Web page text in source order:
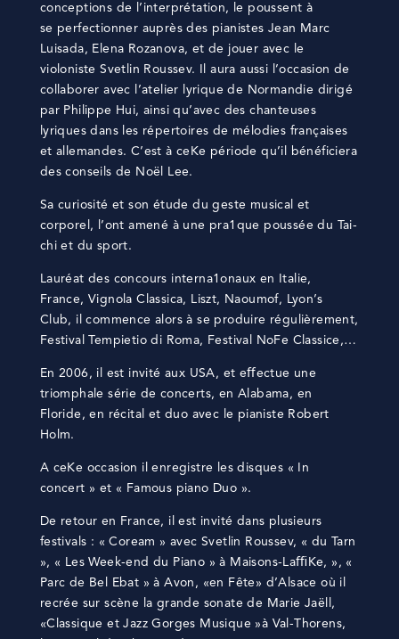
conceptions de l’interprétation, le poussent à
se perfectionner auprès des pianistes Jean Marc
Luisada, Elena Rozanova, et de jouer avec le
violoniste Svetlin Roussev. Il aura aussi l’occasion de
collaborer avec l’atelier lyrique de Normandie dirigé
par Philippe Hui, ainsi qu’avec des chanteuses
lyriques dans les répertoires de mélodies françaises
et allemandes. C’est à ceKe période qu’il bénéficiera
des conseils de Noël Lee.
Sa curiosité et son étude du geste musical et
corporel, l’ont amené à une pra1que poussée du Tai-
chi et du sport.
Lauréat des concours interna1onaux en Italie,
France, Vignola Classica, Liszt, Naoumof, Lyon’s
Club, il commence alors à se produire régulièrement,
Festival Tempietio di Roma, Festival NoFe Classice,…
En 2006, il est invité aux USA, et eﬀectue une
triomphale série de concerts, en Alabama, en
Floride, en récital et duo avec le pianiste Robert
Holm.
A ceKe occasion il enregistre les disques « In
concert » et « Famous piano Duo ».
De retour en France, il est invité dans plusieurs
festivals : « Coream » avec Svetlin Roussev, « du Tarn
», « Les Week-end du Piano » à Maisons-LaﬃKe, », «
Parc de Bel Ebat » à Avon, «en Fête» d’Alsace où il
recrée sur scène la grande sonate de Marie Jaëll,
«Classique et Jazz Gorges Musique »à Val-Thorens,